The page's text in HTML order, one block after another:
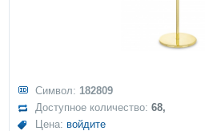
Символ: 182809
Доступное количество:68,
Цена: войдите